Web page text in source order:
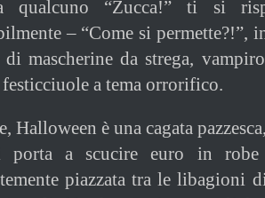
qualcuno “Zucca!” ti si
– “Come si permette?!”,
mascherine da strega,
a tema orrorifico.
Halloween è una cagata
porta a scucire euro in
piazzata tra le libagioni